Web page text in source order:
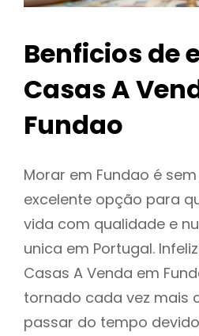
Benficios de
Casas A
Fundao
Morar em Fundao é
excelente opção para
vida com qualidade e
unica em Portugal.
Casas A Venda em
tornado cada vez mais
passar do tempo